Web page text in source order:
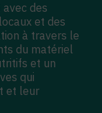
des
et des
à travers le
du matériel
et un
qui
et leur